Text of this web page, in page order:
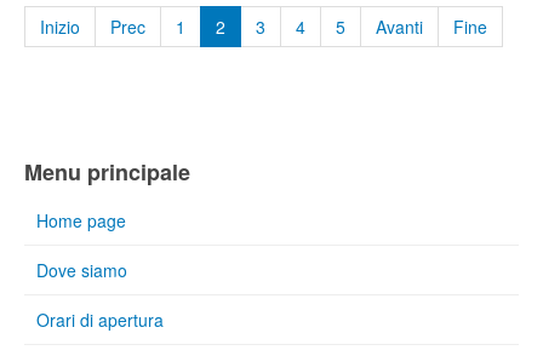
Inizio Prec 1 2 3 4 5 Avanti Fine
Menu principale
Home page
Dove siamo
Orari di apertura